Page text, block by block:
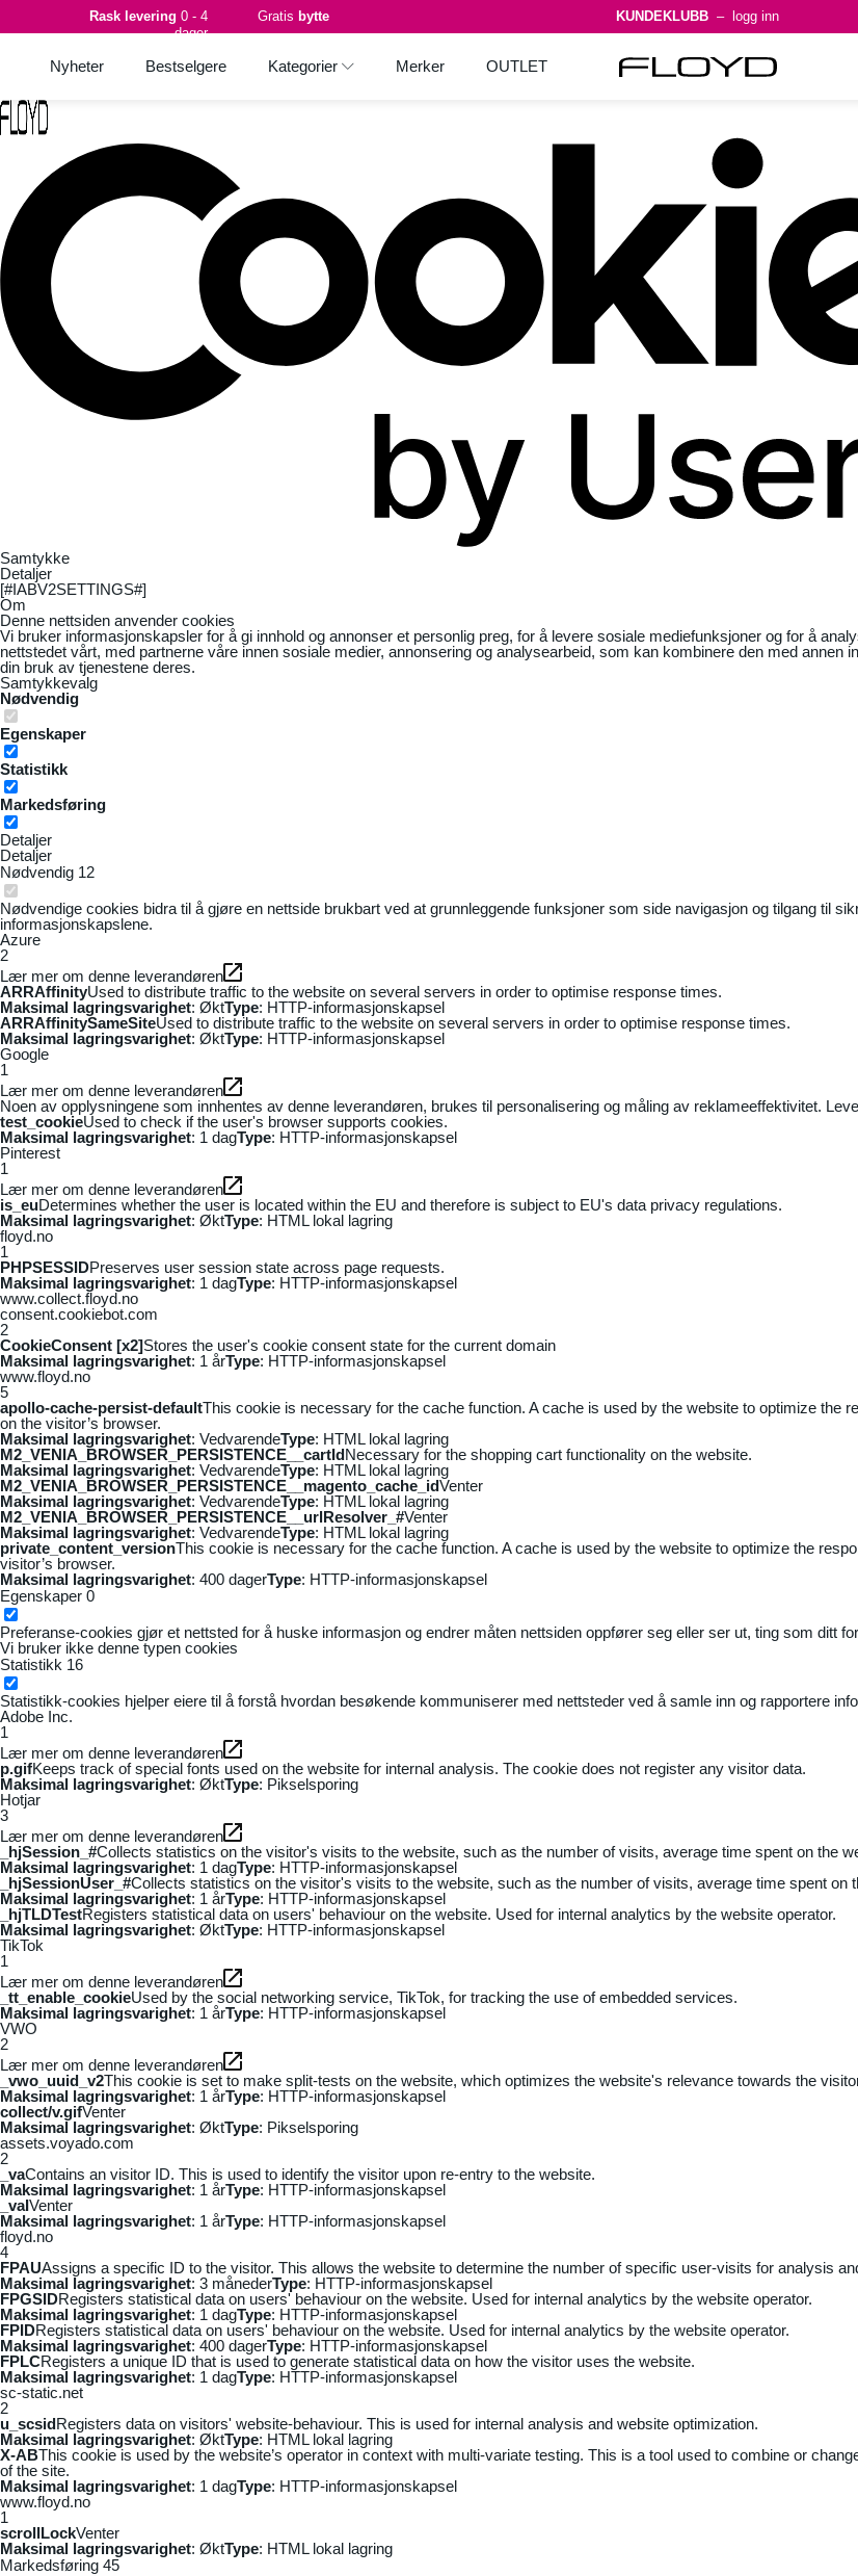
Samtykke
Detaljer
[#IABV2SETTINGS#]
Om
Denne nettsiden anvender cookies
Vi bruker informasjonskapsler for å gi innhold og annonser et personlig preg, for å levere sosiale mediefunksjoner og for å
nettstedet vårt, med partnerne våre innen sosiale medier, annonsering og analysearbeid, som kan kombinere den med annen
din bruk av tjenestene deres.
Samtykkevalg
Nødvendig
Egenskaper
Statistikk
Markedsføring
Detaljer
Detaljer
Nødvendig 12
Nødvendige cookies bidra til å gjøre en nettside brukbart ved at grunnleggende funksjoner som side navigasjon og tilgang til
informasjonskapslene.
Azure
2
Lær mer om denne leverandøren
ARRAffinityUsed to distribute traffic to the website on several servers in order to optimise response times.
Maksimal lagringsvarighet: ØktType: HTTP-informasjonskapsel
ARRAffinitySameSiteUsed to distribute traffic to the website on several servers in order to optimise response times.
Maksimal lagringsvarighet: ØktType: HTTP-informasjonskapsel
Google
1
Lær mer om denne leverandøren
Noen av opplysningene som innhentes av denne leverandøren, brukes til personalisering og måling av reklameeffektivitet.
test_cookieUsed to check if the user's browser supports cookies.
Maksimal lagringsvarighet: 1 dagType: HTTP-informasjonskapsel
Pinterest
1
Lær mer om denne leverandøren
is_euDetermines whether the user is located within the EU and therefore is subject to EU's data privacy regulations.
Maksimal lagringsvarighet: ØktType: HTML lokal lagring
floyd.no
1
PHPSESSIDPreserves user session state across page requests.
Maksimal lagringsvarighet: 1 dagType: HTTP-informasjonskapsel
www.collect.floyd.no
consent.cookiebot.com
2
CookieConsent [x2]Stores the user's cookie consent state for the current domain
Maksimal lagringsvarighet: 1 årType: HTTP-informasjonskapsel
www.floyd.no
5
apollo-cache-persist-defaultThis cookie is necessary for the cache function. A cache is used by the website to optimize the
on the visitor’s browser.
Maksimal lagringsvarighet: VedvarendeType: HTML lokal lagring
M2_VENIA_BROWSER_PERSISTENCE__cartIdNecessary for the shopping cart functionality on the website.
Maksimal lagringsvarighet: VedvarendeType: HTML lokal lagring
M2_VENIA_BROWSER_PERSISTENCE__magento_cache_idVenter
Maksimal lagringsvarighet: VedvarendeType: HTML lokal lagring
M2_VENIA_BROWSER_PERSISTENCE__urlResolver_#Venter
Maksimal lagringsvarighet: VedvarendeType: HTML lokal lagring
private_content_versionThis cookie is necessary for the cache function. A cache is used by the website to optimize the
visitor’s browser.
Maksimal lagringsvarighet: 400 dagerType: HTTP-informasjonskapsel
Egenskaper 0
Preferanse-cookies gjør et nettsted for å huske informasjon og endrer måten nettsiden oppfører seg eller ser ut, ting som ditt
Vi bruker ikke denne typen cookies
Statistikk 16
Statistikk-cookies hjelper eiere til å forstå hvordan besøkende kommuniserer med nettsteder ved å samle inn og rapportere
Adobe Inc.
1
Lær mer om denne leverandøren
p.gifKeeps track of special fonts used on the website for internal analysis. The cookie does not register any visitor data.
Maksimal lagringsvarighet: ØktType: Pikselsporing
Hotjar
3
Lær mer om denne leverandøren
_hjSession_#Collects statistics on the visitor's visits to the website, such as the number of visits, average time spent on the
Maksimal lagringsvarighet: 1 dagType: HTTP-informasjonskapsel
_hjSessionUser_#Collects statistics on the visitor's visits to the website, such as the number of visits, average time spent on
Maksimal lagringsvarighet: 1 årType: HTTP-informasjonskapsel
_hjTLDTestRegisters statistical data on users' behaviour on the website. Used for internal analytics by the website operator.
Maksimal lagringsvarighet: ØktType: HTTP-informasjonskapsel
TikTok
1
Lær mer om denne leverandøren
_tt_enable_cookieUsed by the social networking service, TikTok, for tracking the use of embedded services.
Maksimal lagringsvarighet: 1 årType: HTTP-informasjonskapsel
VWO
2
Lær mer om denne leverandøren
_vwo_uuid_v2This cookie is set to make split-tests on the website, which optimizes the website's relevance towards the
Maksimal lagringsvarighet: 1 årType: HTTP-informasjonskapsel
collect/v.gifVenter
Maksimal lagringsvarighet: ØktType: Pikselsporing
assets.voyado.com
2
_vaContains an visitor ID. This is used to identify the visitor upon re-entry to the website.
Maksimal lagringsvarighet: 1 årType: HTTP-informasjonskapsel
_vaIVenter
Maksimal lagringsvarighet: 1 årType: HTTP-informasjonskapsel
floyd.no
4
FPAUAssigns a specific ID to the visitor. This allows the website to determine the number of specific user-visits for analysis
Maksimal lagringsvarighet: 3 månederType: HTTP-informasjonskapsel
FPGSIDRegisters statistical data on users' behaviour on the website. Used for internal analytics by the website operator.
Maksimal lagringsvarighet: 1 dagType: HTTP-informasjonskapsel
FPIDRegisters statistical data on users' behaviour on the website. Used for internal analytics by the website operator.
Maksimal lagringsvarighet: 400 dagerType: HTTP-informasjonskapsel
FPLCRegisters a unique ID that is used to generate statistical data on how the visitor uses the website.
Maksimal lagringsvarighet: 1 dagType: HTTP-informasjonskapsel
sc-static.net
2
u_scsidRegisters data on visitors' website-behaviour. This is used for internal analysis and website optimization.
Maksimal lagringsvarighet: ØktType: HTML lokal lagring
X-ABThis cookie is used by the website’s operator in context with multi-variate testing. This is a tool used to combine or
of the site.
Maksimal lagringsvarighet: 1 dagType: HTTP-informasjonskapsel
www.floyd.no
1
scrollLockVenter
Maksimal lagringsvarighet: ØktType: HTML lokal lagring
Markedsføring 45
Rask levering 0 - 4
dager
Gratis bytte KUNDEKLUBB – logg inn
Nyheter Bestselgere Kategorier Merker OUTLET